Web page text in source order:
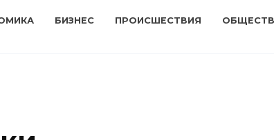
БИЗНЕС ПРОИСШЕСТВИЯ